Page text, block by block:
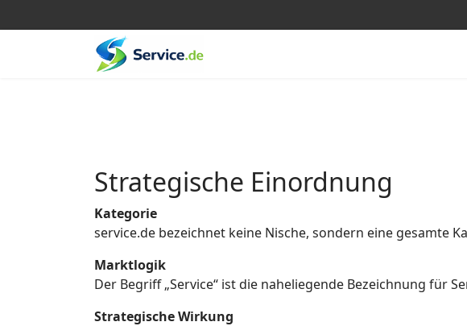
Strategische Einordnung
Kategorie
service.de bezeichnet keine Nische, sondern eine gesamte
Marktlogik
Der Begriff „Service“ ist die naheliegende Bezeichnung für
Strategische Wirkung